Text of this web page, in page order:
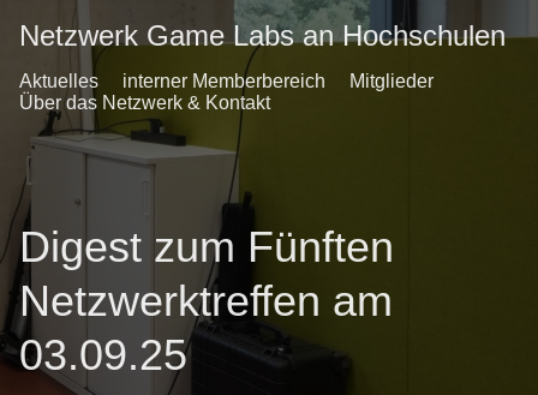
Netzwerk Game Labs an Hochschulen
Aktuelles interner Memberbereich
Mitglieder
Über das Netzwerk & Kontakt
Digest zum Fünften
Netzwerktreffen am
03.09.25